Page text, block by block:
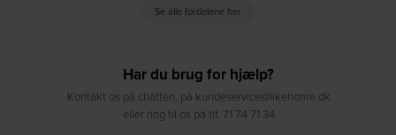
Se alle fordelene her
Har du brug for hjælp?
Kontakt os på chatten, på kundeservice@likehome.dk
eller ring til os på tlf. 71 74 71 34